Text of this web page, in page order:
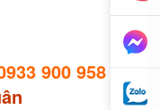
900 958